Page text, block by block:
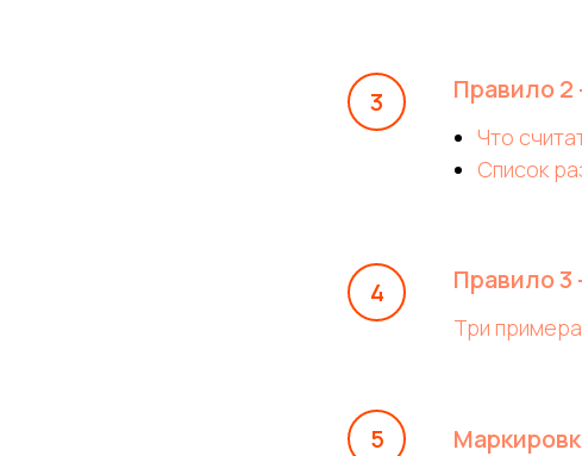
Правило 2
Что
Список
Правило 3
Три